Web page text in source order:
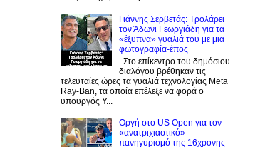
Γιάννης Σερβετάς: Τρολάρει
τον Άδωνι Γεωργιάδη για τα
«έξυπνα» γυαλιά του με μια
φωτογραφία-έπος
Στο επίκεντρο του δημόσιου
διαλόγου βρέθηκαν τις
τελευταίες ώρες τα γυαλιά τεχνολογίας Meta
Ray-Ban, τα οποία επέλεξε να φορά ο
υπουργός Υ...
Οργή στο US Open για τον
«ανατριχιαστικό»
πανηγυρισμό της 16χρονης